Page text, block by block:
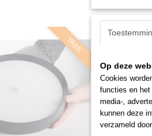
TREE
Op deze
Cookies
functies en het
media-,
kunnen deze
verzameld